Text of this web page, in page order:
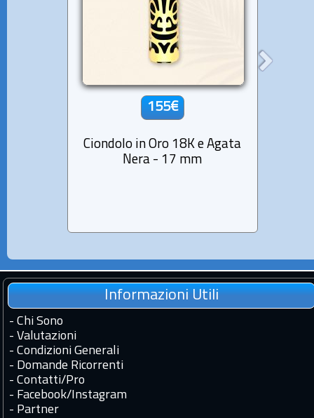
155€
Ciondolo in Oro 18K e Agata
Nera - 17 mm
Informazioni Utili
- Chi Sono
- Valutazioni
- Condizioni Generali
- Domande Ricorrenti
- Contatti/Pro
- Facebook/Instagram
- Partner